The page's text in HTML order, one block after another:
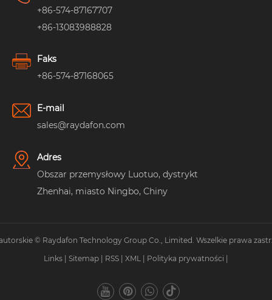
+86-574-87167707
+86-13083988828
Faks
+86-574-87168065
E-mail
sales@raydafon.com
Adres
Obszar przemysłowy Luotuo, dystrykt
Zhenhai, miasto Ningbo, Chiny
© Raydafon Technology Group Co., Limited. Wszelkie prawa
Links
Sitemap RSS XML Polityka prywatności